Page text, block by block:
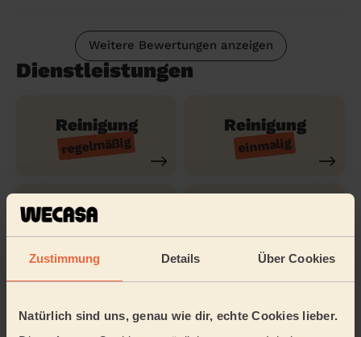
Zustimmung Details Über Cookies
Natürlich sind uns, genau wie dir, echte Cookies lieber.
Weitere Bewertungen anzeigen
Dienstleistungen
Reinigung
regelmäßig
Reinigung
einmalig
Reinigung
gründlich
Ferienwohnung
Reinigungsmittel